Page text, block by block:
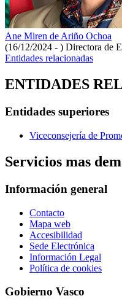
Ane Miren de Ariño Ochoa
(16/12/2024 - ) Directora de
Entidades relacionadas
ENTIDADES
Entidades superiores
Viceconsejería de
Servicios mas
Información general
Contacto
Mapa web
Accesibilidad
Sede Electrónica
Información Legal
Política de cookies
Gobierno Vasco